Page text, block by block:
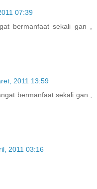
07:39
bermanfaat sekali gan ,
2011 13:59
bermanfaat sekali gan.,
2011 03:16